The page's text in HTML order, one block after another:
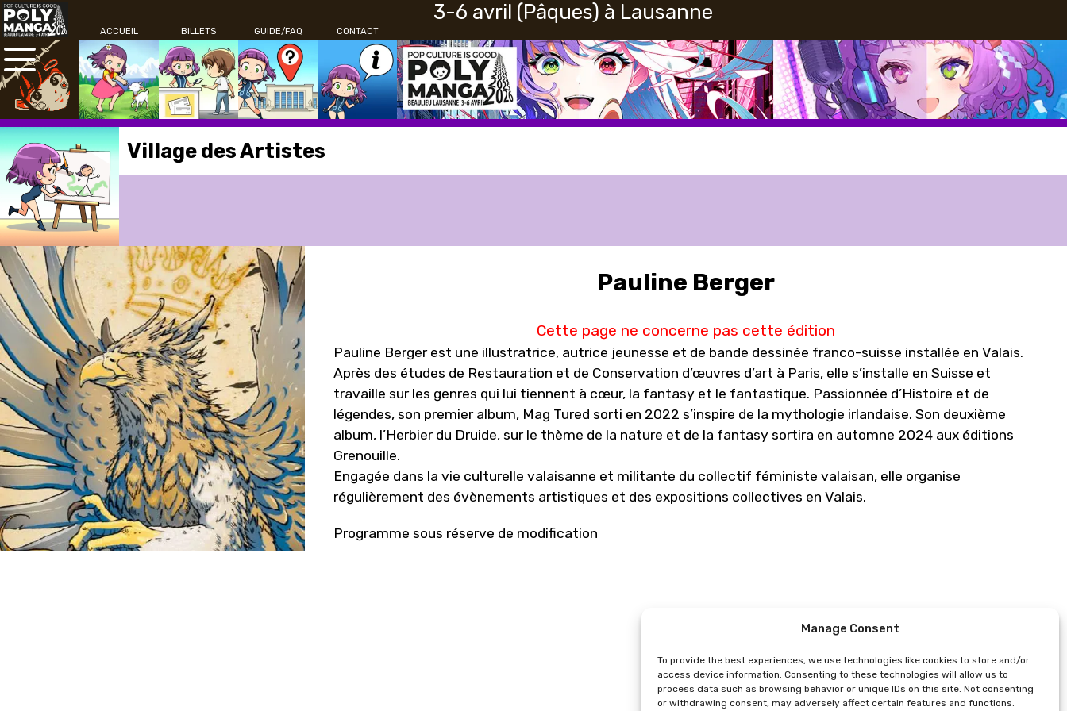
Manage Consent
To provide the best experiences, we use technologies like cookies to store and/or
access device information. Consenting to these technologies will allow us to
process data such as browsing behavior or unique IDs on this site. Not consenting
or withdrawing consent, may adversely affect certain features and functions.
3-6 avril (Pâques) à Lausanne
G
U
E
ACCUEIL BILLETS GUIDE/FAQ CONTACT
Village des Artistes
Pauline Berger
Cette page ne concerne pas cette édition
Pauline Berger est une illustratrice, autrice jeunesse et de bande dessinée franco-suisse installée en Valais.
Après des études de Restauration et de Conservation d’œuvres d’art à Paris, elle s’installe en Suisse et
travaille sur les genres qui lui tiennent à cœur, la fantasy et le fantastique. Passionnée d’Histoire et de
légendes, son premier album, Mag Tured sorti en 2022 s’inspire de la mythologie irlandaise. Son deuxième
album, l’Herbier du Druide, sur le thème de la nature et de la fantasy sortira en automne 2024 aux éditions
Grenouille.
Engagée dans la vie culturelle valaisanne et militante du collectif féministe valaisan, elle organise
régulièrement des évènements artistiques et des expositions collectives en Valais.
Programme sous réserve de modification